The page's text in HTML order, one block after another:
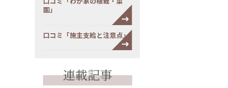
園」
口コミ「施主支給と注意点」
連載記事